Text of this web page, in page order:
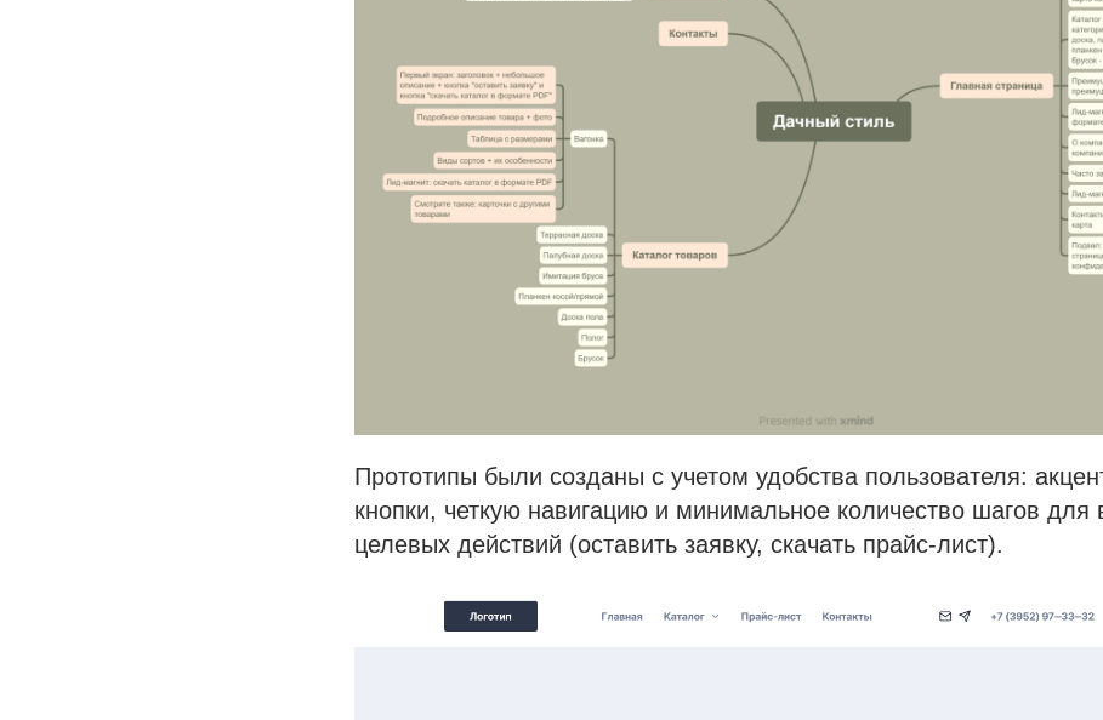
Прототипы были созданы с учетом удобства пользователя:
кнопки, четкую навигацию и минимальное количество шагов для
целевых действий (оставить заявку, скачать прайс-лист).